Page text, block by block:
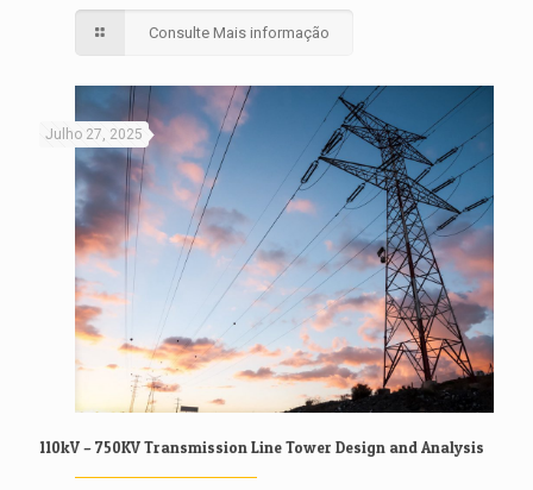
Consulte Mais informação
Julho 27, 2025
110kV – 750KV Transmission Line Tower Design and Analysis